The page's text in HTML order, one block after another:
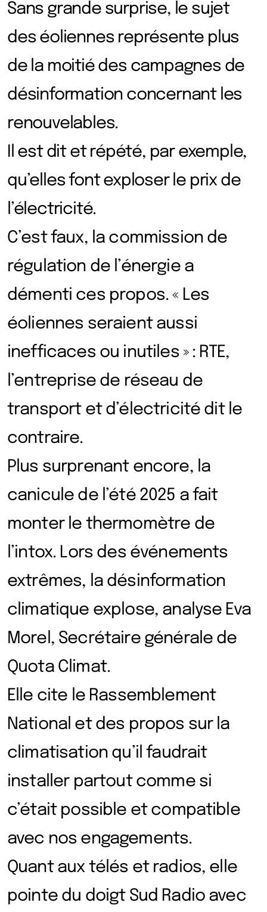
Sans grande surprise, le sujet
des éoliennes représente plus
de la moitié des campagnes de
désinformation concernant les
renouvelables.
Il est dit et répété, par exemple,
qu’elles font exploser le prix de
l’électricité.
C’est faux, la commission de
régulation de l’énergie a
démenti ces propos. « Les
éoliennes seraient aussi
inefficaces ou inutiles » : RTE,
l’entreprise de réseau de
transport et d’électricité dit le
contraire.
Plus surprenant encore, la
canicule de l’été 2025 a fait
monter le thermomètre de
l’intox. Lors des événements
extrêmes, la désinformation
climatique explose, analyse Eva
Morel, Secrétaire générale de
Quota Climat.
Elle cite le Rassemblement
National et des propos sur la
climatisation qu’il faudrait
installer partout comme si
c’était possible et compatible
avec nos engagements.
Quant aux télés et radios, elle
pointe du doigt Sud Radio avec